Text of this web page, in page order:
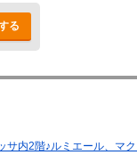
る
サ内2階♪ルミエール、マ